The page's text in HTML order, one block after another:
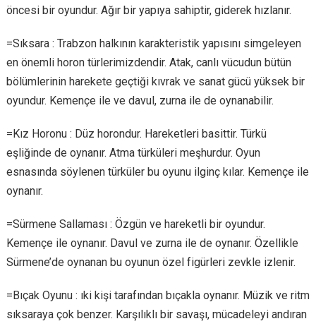
öncesi bir oyundur. Ağır bir yapıya sahiptir, giderek hızlanır.
=Sıksara : Trabzon halkının karakteristik yapısını simgeleyen
en önemli horon türlerimizdendir. Atak, canlı vücudun bütün
bölümlerinin harekete geçtiği kıvrak ve sanat gücü yüksek bir
oyundur. Kemençe ile ve davul, zurna ile de oynanabilir.
=Kız Horonu : Düz horondur. Hareketleri basittir. Türkü
eşliğinde de oynanır. Atma türküleri meşhurdur. Oyun
esnasında söylenen türküler bu oyunu ilginç kılar. Kemençe ile
oynanır.
=Sürmene Sallaması : Özgün ve hareketli bir oyundur.
Kemençe ile oynanır. Davul ve zurna ile de oynanır. Özellikle
Sürmene’de oynanan bu oyunun özel figürleri zevkle izlenir.
=Bıçak Oyunu : ıki kişi tarafından bıçakla oynanır. Müzik ve ritm
sıksaraya çok benzer. Karşılıklı bir savaşı, mücadeleyi andıran